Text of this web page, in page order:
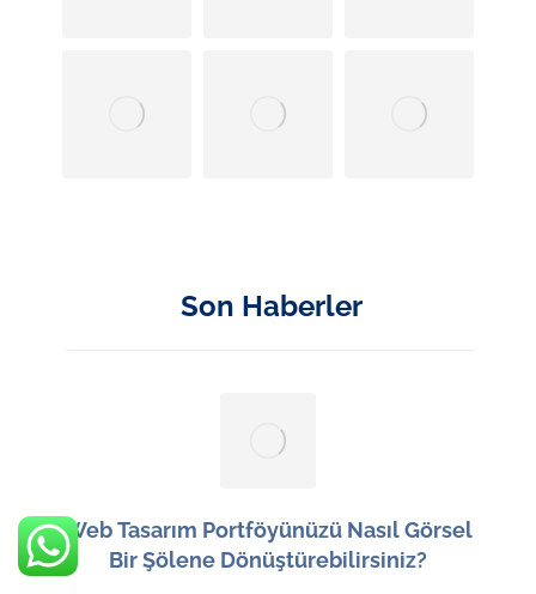
Son Haberler
Web Tasarım Portföyünüzü Nasıl Görsel
Bir Şölene Dönüştürebilirsiniz?